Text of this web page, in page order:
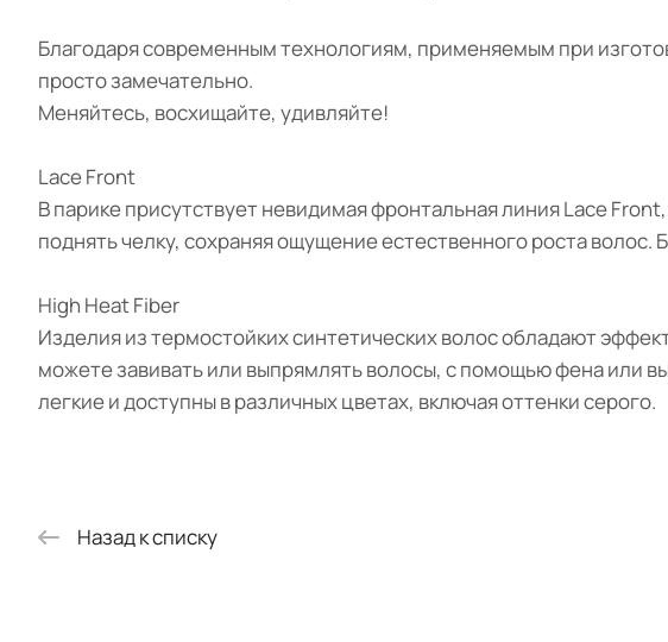
Благодаря современным технологиям, применяемым при
просто замечательно.
Меняйтесь, восхищайте, удивляйте!
Lace Front
В парике присутствует невидимая фронтальная линия Lace
поднять челку, сохраняя ощущение естественного роста
High Heat Fiber
Изделия из термостойких синтетических волос обладают
можете завивать или выпрямлять волосы, с помощью фена или
легкие и доступны в различных цветах, включая оттенки серого.
Назад к списку